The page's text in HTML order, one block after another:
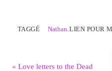
TAGGÉ Nathan.LIEN POUR
« Love letters to the Dead